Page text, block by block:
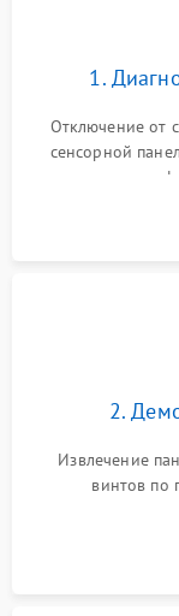
1.
Отключение от
сенсорной
проверка
клиента о
2.
Извлечение
винтов по
сенсорного